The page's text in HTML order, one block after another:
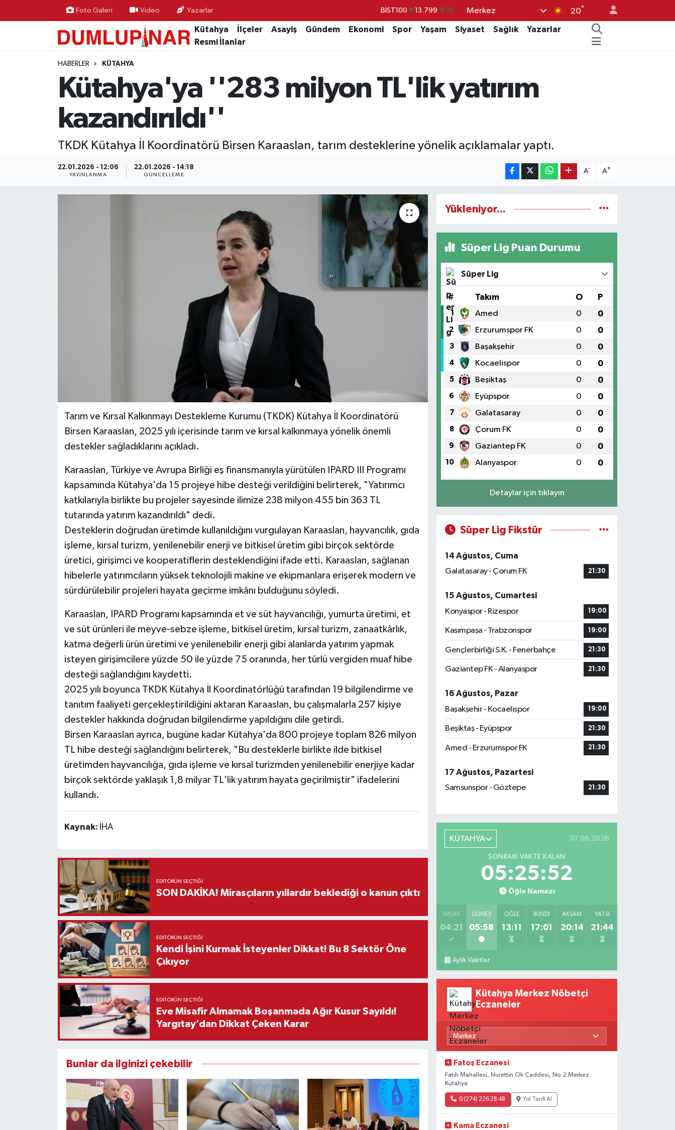
Foto Galeri Video Yazarlar
DOLAR 47,7143
GRAM ALTIN %1.44
Merkez 20°
Kütahya İlçeler Asayiş Gündem Ekonomi Spor Yaşam Siyaset Sağlık
Yazarlar
Resmi İlanlar
HABERLER KÜTAHYA
Kütahya'ya ''283 milyon TL'lik yatırım
kazandırıldı''
TKDK Kütahya İl Koordinatörü Birsen Karaaslan, tarım desteklerine yönelik açıklamalar yaptı.
22.01.2026 - 12:06
YAYINLANMA
22.01.2026 - 14:18
GÜNCELLEME
A- A+
Tarım ve Kırsal Kalkınmayı Destekleme Kurumu (TKDK) Kütahya İl Koordinatörü
Birsen Karaaslan, 2025 yılı içerisinde tarım ve kırsal kalkınmaya yönelik önemli
destekler sağladıklarını açıkladı.
Karaaslan, Türkiye ve Avrupa Birliği eş finansmanıyla yürütülen IPARD III Programı
kapsamında Kütahya'da 15 projeye hibe desteği verildiğini belirterek, "Yatırımcı
katkılarıyla birlikte bu projeler sayesinde ilimize 238 milyon 455 bin 363 TL
tutarında yatırım kazandırıldı" dedi.
Desteklerin doğrudan üretimde kullanıldığını vurgulayan Karaaslan, hayvancılık, gıda
işleme, kırsal turizm, yenilenebilir enerji ve bitkisel üretim gibi birçok sektörde
üretici, girişimci ve kooperatiflerin desteklendiğini ifade etti. Karaaslan, sağlanan
hibelerle yatırımcıların yüksek teknolojili makine ve ekipmanlara erişerek modern ve
sürdürülebilir projeleri hayata geçirme imkânı bulduğunu söyledi.
Karaaslan, IPARD Programı kapsamında et ve süt hayvancılığı, yumurta üretimi, et
ve süt ürünleri ile meyve-sebze işleme, bitkisel üretim, kırsal turizm, zanaatkârlık,
katma değerli ürün üretimi ve yenilenebilir enerji gibi alanlarda yatırım yapmak
isteyen girişimcilere yüzde 50 ile yüzde 75 oranında, her türlü vergiden muaf hibe
desteği sağlandığını kaydetti.
2025 yılı boyunca TKDK Kütahya İl Koordinatörlüğü tarafından 19 bilgilendirme ve
tanıtım faaliyeti gerçekleştirildiğini aktaran Karaaslan, bu çalışmalarla 257 kişiye
destekler hakkında doğrudan bilgilendirme yapıldığını dile getirdi.
Birsen Karaaslan ayrıca, bugüne kadar Kütahya'da 800 projeye toplam 826 milyon
TL hibe desteği sağlandığını belirterek, "Bu desteklerle birlikte ilde bitkisel
üretimden hayvancılığa, gıda işleme ve kırsal turizmden yenilenebilir enerjiye kadar
birçok sektörde yaklaşık 1,8 milyar TL'lik yatırım hayata geçirilmiştir" ifadelerini
kullandı.
Kaynak: İHA
EDITÖRÜN SEÇTIĞI
SON DAKİKA! Mirasçıların yıllardır beklediği o kanun çıktı
EDITÖRÜN SEÇTIĞI
Kendi İşini Kurmak İsteyenler Dikkat! Bu 8 Sektör Öne
Çıkıyor
EDITÖRÜN SEÇTIĞI
Eve Misafir Almamak Boşanmada Ağır Kusur Sayıldı!
Yargıtay’dan Dikkat Çeken Karar
Bunlar da ilginizi çekebilir
Yükleniyor...
Süper Lig Puan Durumu
Süper Lig
# Takım O P
1 Amed 0 0
2 Erzurumspor FK 0 0
3 Başakşehir 0 0
4 Kocaelispor 0 0
5 Beşiktaş 0 0
6 Eyüpspor 0 0
7 Galatasaray 0 0
8 Çorum FK 0 0
9 Gaziantep FK 0 0
10 Alanyaspor 0 0
Detaylar için tıklayın
Süper Lig Fikstür
14 Ağustos, Cuma
Galatasaray - Çorum FK
21:30
15 Ağustos, Cumartesi
Konyaspor - Rizespor
19:00
Kasımpaşa - Trabzonspor 19:00
Gençlerbirliği S.K. - Fenerbahçe 21:30
Gaziantep FK - Alanyaspor 21:30
16 Ağustos, Pazar
Başakşehir - Kocaelispor
19:00
Beşiktaş - Eyüpspor 21:30
Amed - Erzurumspor FK 21:30
17 Ağustos, Pazartesi
Samsunspor - Göztepe
21:30
KÜTAHYA 07.08.2026
SONRAKI VAKTE KALAN
05:25:51
Öğle Namazı
İMSAK
04:21
GÜNEŞ
05:58
ÖĞLE
13:11
İKINDI
17:01
AKŞAM
20:14
YATSI
21:44
Aylık Vakitler
Kütahya Merkez Nöbetçi
Eczaneler
Fatoş Eczanesi
Fatih Mahallesi, Nurettin Ok Caddesi, No:2 Merkez
Kütahya
0 (274) 226 28 48 Yol Tarifi Al
Kama Eczanesi
Ekonomi
Eleman
Vefat Haberleri
Kütahya Hava Durumu
Kütahya Trafik Yoğunluk Haritası
Süper Lig Puan Durumu ve Fikstür
Tüm Manşetler
Son Dakika Haberleri
Haber Arşivi